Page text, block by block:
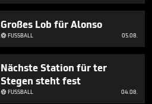
Großes Lob für Alonso
FUSSBALL 05.08.
Nächste Station für ter
Stegen steht fest
FUSSBALL 04.08.